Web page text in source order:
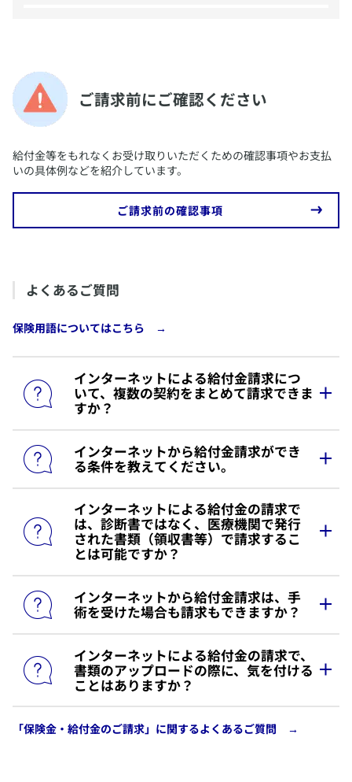
​ご請求前にご確認ください
​給付金等をもれなくお受け取りいただくための確認事項やお支払
いの具体例などを紹介しています。
​ご請求前の確認事項
​よくあるご質問
保険用語についてはこちら →
​インターネットによる給付金請求につ
いて、複数の契約をまとめて請求できま
すか？
​複数のご契約を（5契約まで）まとめて請求すること
が可能です。
ますようお願いいたします。
​インターネットから給付金請求ができ
る条件を教えてください。
​インターネットの対象契約や対象外の条件はこちら
の資料をご確認ください。
​インターネットによる給付金の請求で
は、診断書ではなく、医療機関で発行
された書類（領収書等）で請求するこ
とは可能ですか？
​医療機関で発行された書類（領収書等）で請求する
ことは可能ですが、ご請求内容により必要な書類が
詳細はこちらをご確認いただき、ご請求にあたり必
要書類をご用意お願いします。
​インターネットから給付金請求は、手
術を受けた場合も請求もできますか？
​インターネットでご請求可能な手術についてはこち
ら
でご確認いただけます。
等発行書類のいずれかをアップロードしていただく
​インターネットによる給付金の請求で、
書類のアップロードの際に、気を付ける
ことはありますか？
​アップロードできるファイルには以下の条件があり
「保険金・給付金のご請求」に関するよくあるご質問 →